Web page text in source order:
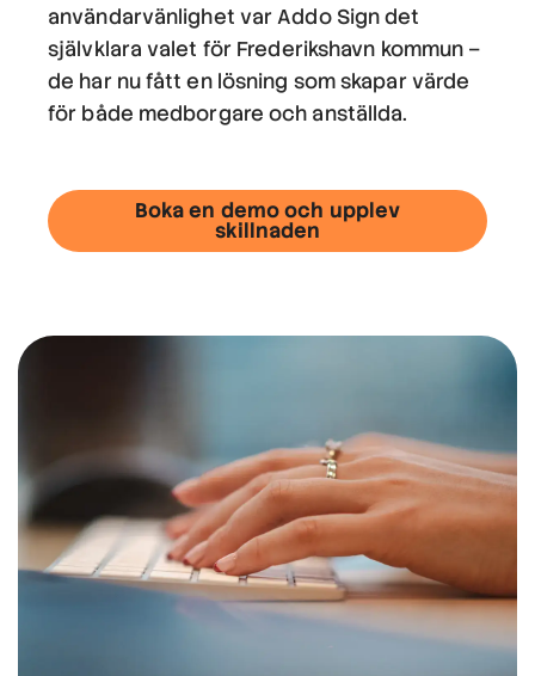
användarvänlighet var Addo Sign det
självklara valet för Frederikshavn kommun –
de har nu fått en lösning som skapar värde
för både medborgare och anställda.
Boka en demo och upplev
skillnaden